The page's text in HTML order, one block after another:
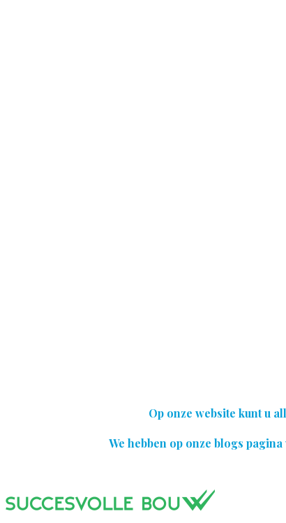
Op onze website kunt u
We hebben op onze blogs